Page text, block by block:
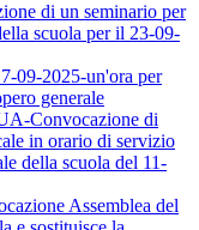
di un seminario per
scuola per il 23-09-
09-2025-un'ora per
generale
Convocazione di
in orario di servizio
della scuola del 11-
Assemblea del